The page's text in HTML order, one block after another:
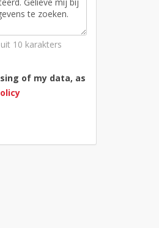
10 karakters
of my data, as